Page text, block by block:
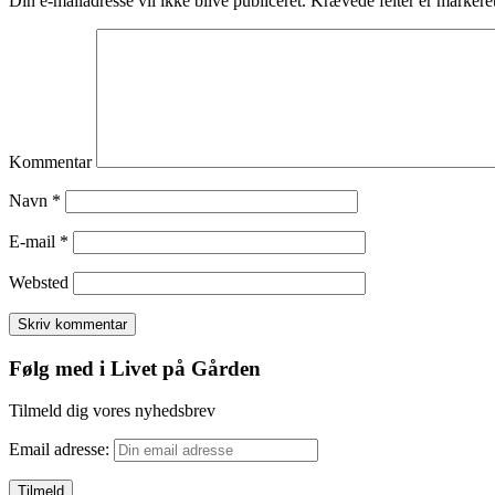
Kommentar
Navn *
E-mail *
Websted
Følg med i Livet på Gården
Tilmeld dig vores nyhedsbrev
Email adresse: